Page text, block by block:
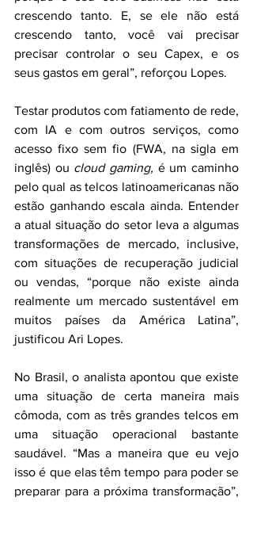
crescendo tanto. E, se ele não está
crescendo tanto, você vai precisar
precisar controlar o seu Capex, e os
seus gastos em geral”, reforçou Lopes.
Testar produtos com fatiamento de rede,
com IA e com outros serviços, como
acesso fixo sem fio (FWA, na sigla em
inglês) ou cloud gaming, é um caminho
pelo qual as telcos latinoamericanas não
estão ganhando escala ainda. Entender
a atual situação do setor leva a algumas
transformações de mercado, inclusive,
com situações de recuperação judicial
ou vendas, “porque não existe ainda
realmente um mercado sustentável em
muitos países da América Latina”,
justificou Ari Lopes.
No Brasil, o analista apontou que existe
uma situação de certa maneira mais
cômoda, com as três grandes telcos em
uma situação operacional bastante
saudável. “Mas a maneira que eu vejo
isso é que elas têm tempo para poder se
preparar para a próxima transformação”,